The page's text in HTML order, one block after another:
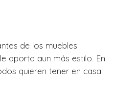
de los muebles
aporta aun más estilo. En
quieren tener en casa.